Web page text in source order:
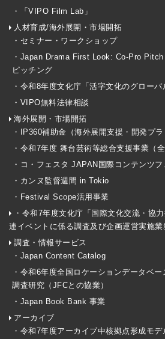
・「VIPO Film Lab」
人材育成/海外展開・市場開拓
・セミナー・ワークショップ
・Japan Drama First Look: Co-Pro
ピッチング
・令和8年度文化庁「活字文化のグローバ
・VIPO無料法律相談
海外展開・市場開拓
・IP360補助金（海外展開支援・開発プラ
・令和7年度 舞台芸術等総合支援事業（全
・コ・フェスタ JAPAN国際コンテンツ
・カンヌ監督週間 in Tokio
・Festival Scope活用事業
・令和7年度文化庁「国際文化交流・協
連イベントに係る調査及び企画運営実施業
調査・情報サービス
・Japan Content Catalog
・令和6年度全国ロケーションデータベ
調査研究（JFCとの協業）
・Japan Book Bank 事業
アーカイブ
・令和7年度アーカイブ中核拠点形成モデ